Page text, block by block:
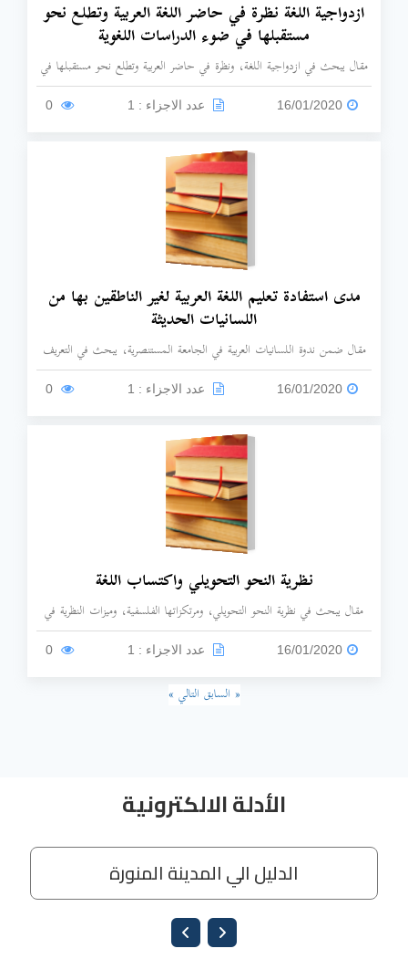
ازدواجية اللغة نظرة في حاضر اللغة العربية وتطلع نحو
مستقبلها في ضوء الدراسات اللغوية
مقال يبحث في ازدواجية اللغة، ونظرة في حاضر العربية وتطلع نحو مستقبلها في
ضوء الدراسات اللغوية.
16/01/2020 عدد الاجزاء : 1
مدى استفادة تعليم اللغة العربية لغير الناطقين بها من
اللسانيات الحديثة
مقال ضمن ندوة اللسانيات العربية في الجامعة المستنصرية، يبحث في التعريف
الحديث للغة، ومساهمة اللسانيات الحديثة في إعداد مواد تعليم اللغة العربية.
16/01/2020 عدد الاجزاء : 1
نظرية النحو التحويلي واكتساب اللغة
مقال يبحث في نظرية النحو التحويلي، ومرتكزاتها الفلسفية، وميزات النظرية في
اكتساب اللغة.
16/01/2020 عدد الاجزاء : 1
« السابق التالي »